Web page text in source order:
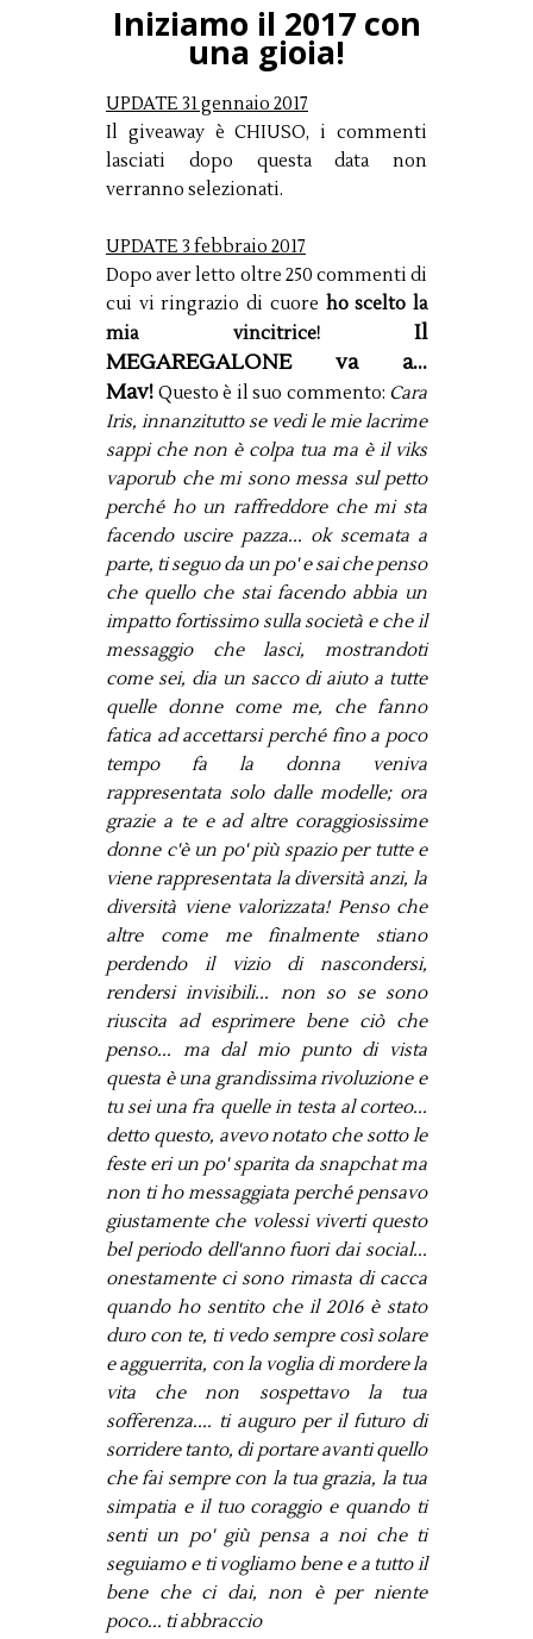
Iniziamo il 2017 con
una gioia!
UPDATE 31 gennaio 2017
Il giveaway è CHIUSO, i commenti
lasciati dopo questa data non
verranno selezionati.
UPDATE 3 febbraio 2017
Dopo aver letto oltre 250 commenti di
cui vi ringrazio di cuore ho scelto la
mia vincitrice! Il
MEGAREGALONE va a...
Mav! Questo è il suo commento: Cara
Iris, innanzitutto se vedi le mie lacrime
sappi che non è colpa tua ma è il viks
vaporub che mi sono messa sul petto
perché ho un raffreddore che mi sta
facendo uscire pazza... ok scemata a
parte, ti seguo da un po' e sai che penso
che quello che stai facendo abbia un
impatto fortissimo sulla società e che il
messaggio che lasci, mostrandoti
come sei, dia un sacco di aiuto a tutte
quelle donne come me, che fanno
fatica ad accettarsi perché fino a poco
tempo fa la donna veniva
rappresentata solo dalle modelle; ora
grazie a te e ad altre coraggiosissime
donne c'è un po' più spazio per tutte e
viene rappresentata la diversità anzi, la
diversità viene valorizzata! Penso che
altre come me finalmente stiano
perdendo il vizio di nascondersi,
rendersi invisibili... non so se sono
riuscita ad esprimere bene ciò che
penso... ma dal mio punto di vista
questa è una grandissima rivoluzione e
tu sei una fra quelle in testa al corteo...
detto questo, avevo notato che sotto le
feste eri un po' sparita da snapchat ma
non ti ho messaggiata perché pensavo
giustamente che volessi viverti questo
bel periodo dell'anno fuori dai social...
onestamente ci sono rimasta di cacca
quando ho sentito che il 2016 è stato
duro con te, ti vedo sempre così solare
e agguerrita, con la voglia di mordere la
vita che non sospettavo la tua
sofferenza.... ti auguro per il futuro di
sorridere tanto, di portare avanti quello
che fai sempre con la tua grazia, la tua
simpatia e il tuo coraggio e quando ti
senti un po' giù pensa a noi che ti
seguiamo e ti vogliamo bene e a tutto il
bene che ci dai, non è per niente
poco... ti abbraccio